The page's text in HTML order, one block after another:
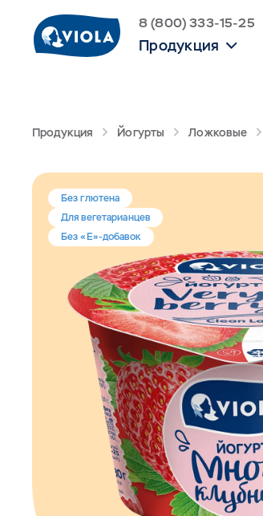
8 (800) 333-15-25
Продукция
Продукция Йогурты Ложковые
Без глютена
Для вегетарианцев
Без «Е»-добавок